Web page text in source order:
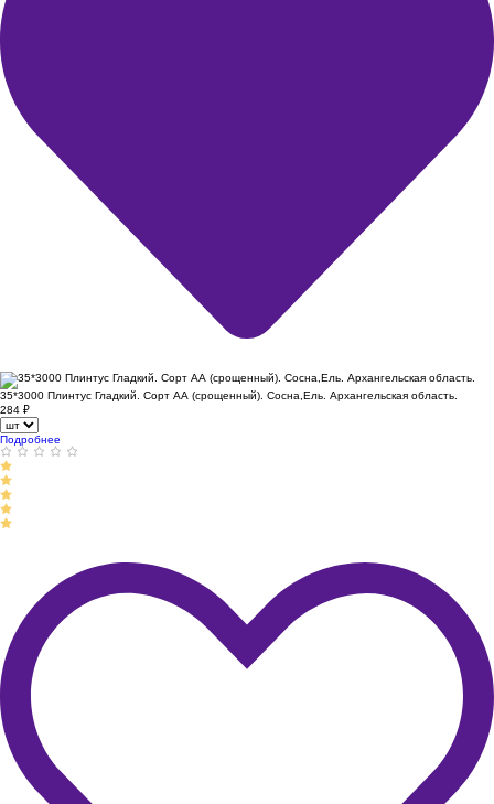
35*3000 Плинтус Гладкий. Сорт АА (срощенный). Сосна,Ель. Архангельская область.
284 ₽
Подробнее